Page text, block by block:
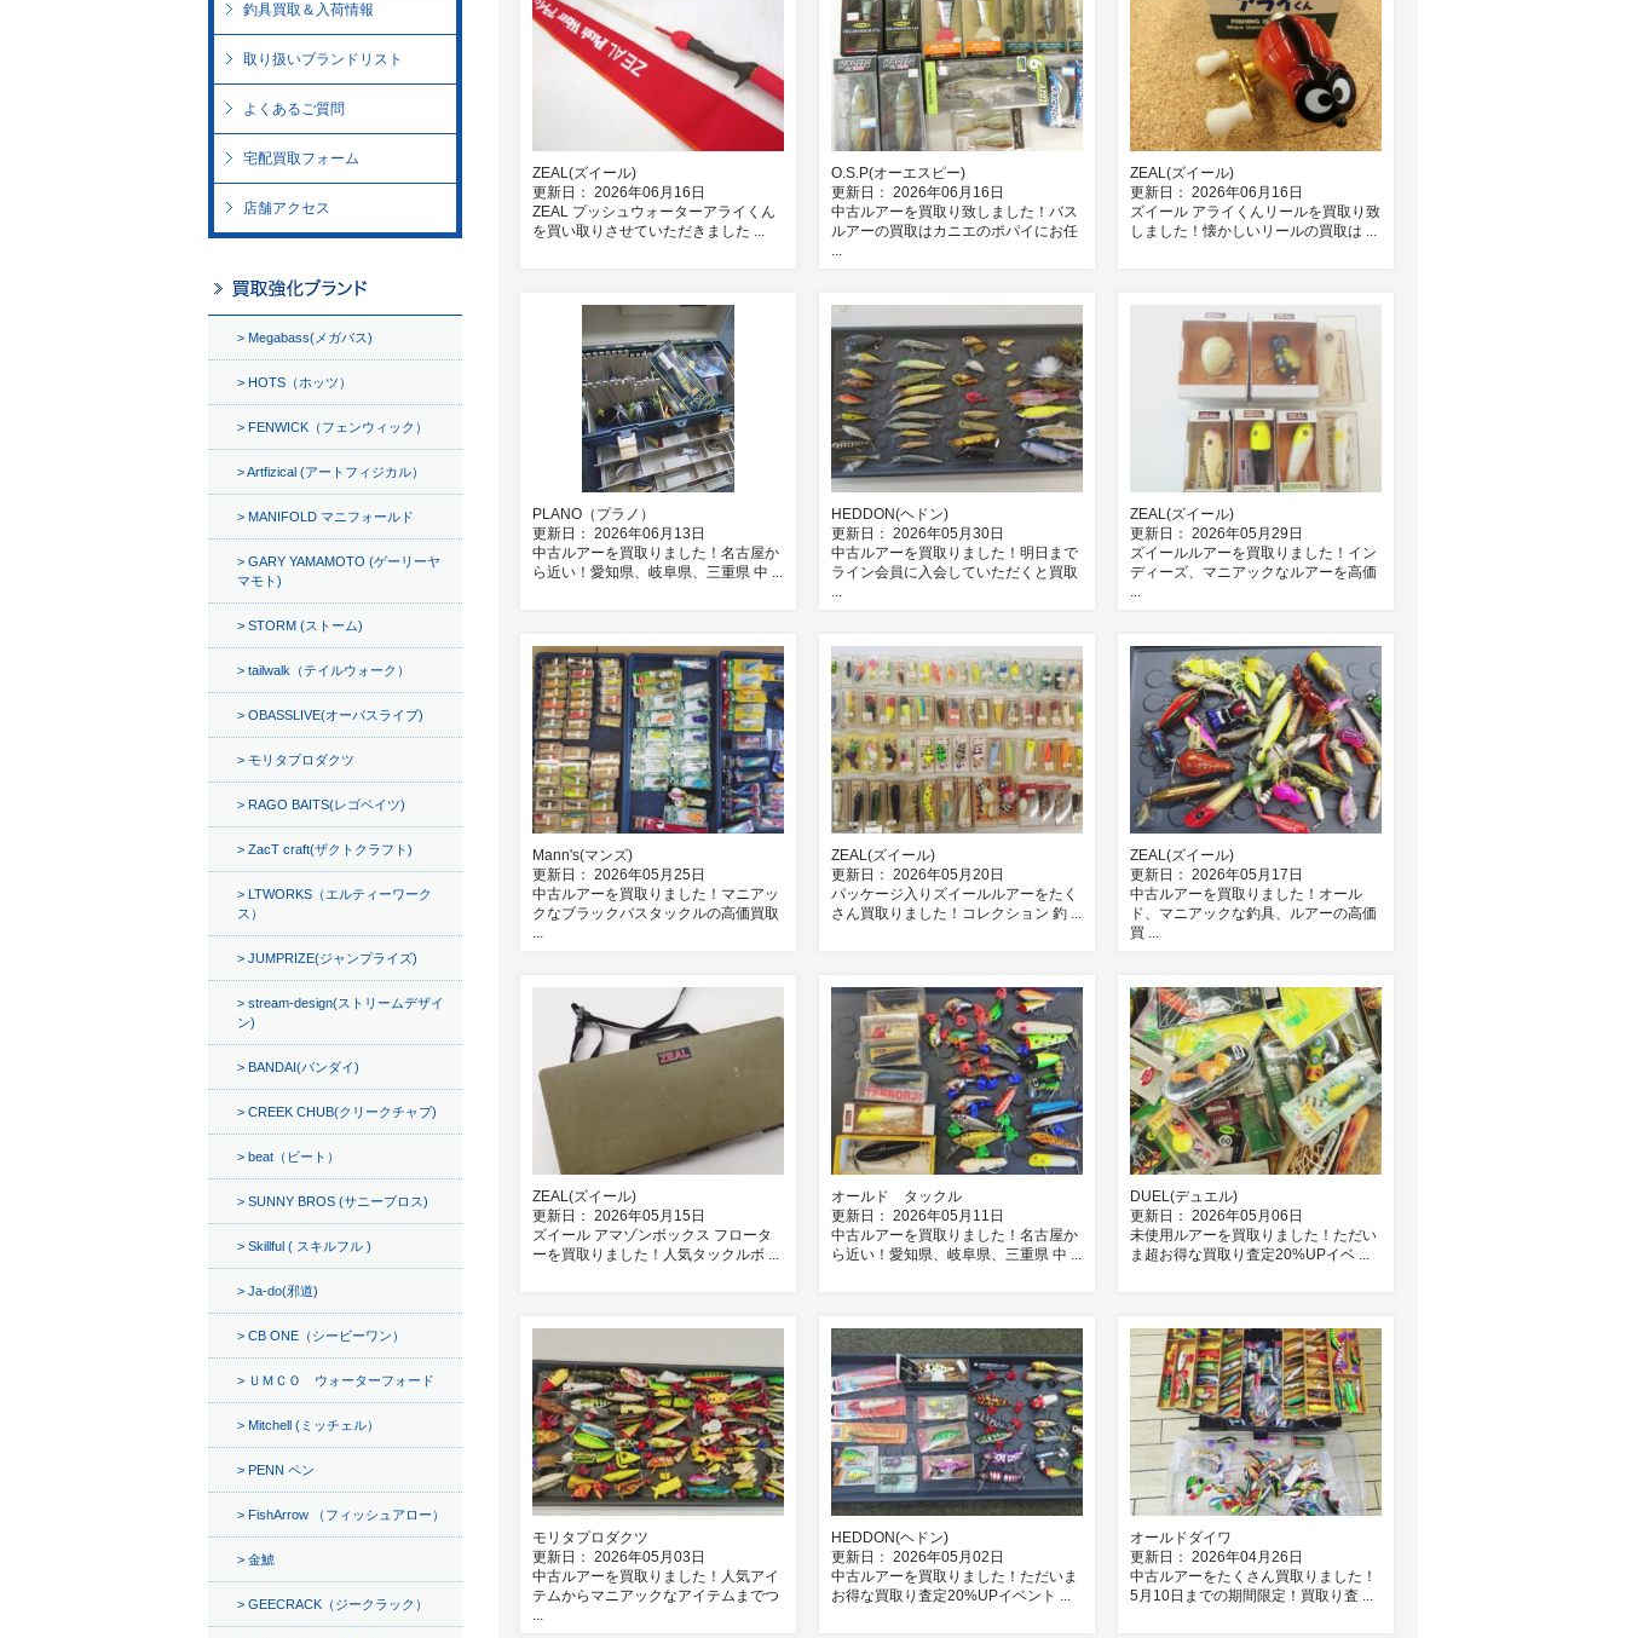
ZEAL(ズイール)
更新日： 2026年06月16日
ZEAL プッシュウォーターアライくん
を買い取りさせていただきました ...
O.S.P(オーエスピー)
更新日： 2026年06月16日
中古ルアーを買取り致しました！バス
ルアーの買取はカニエのポパイにお任
...
ZEAL(ズイール)
更新日： 2026年06月16日
ズイール アライくんリールを買取り致
しました！懐かしいリールの買取は ...
PLANO（プラノ）
更新日： 2026年06月13日
中古ルアーを買取りました！名古屋か
ら近い！愛知県、岐阜県、三重県 中 ...
HEDDON(ヘドン)
更新日： 2026年05月30日
中古ルアーを買取りました！明日まで
ライン会員に入会していただくと買取
...
ZEAL(ズイール)
更新日： 2026年05月29日
ズイールルアーを買取りました！イン
ディーズ、マニアックなルアーを高価
...
Mann's(マンズ)
更新日： 2026年05月25日
中古ルアーを買取りました！マニアッ
クなブラックバスタックルの高価買取
...
ZEAL(ズイール)
更新日： 2026年05月20日
パッケージ入りズイールルアーをたく
さん買取りました！コレクション 釣 ...
ZEAL(ズイール)
更新日： 2026年05月17日
中古ルアーを買取りました！オール
ド、マニアックな釣具、ルアーの高価
買 ...
ZEAL(ズイール)
更新日： 2026年05月15日
ズイール アマゾンボックス フロータ
ーを買取りました！人気タックルボ ...
オールド タックル
更新日： 2026年05月11日
中古ルアーを買取りました！名古屋か
ら近い！愛知県、岐阜県、三重県 中 ...
DUEL(デュエル)
更新日： 2026年05月06日
未使用ルアーを買取りました！ただい
ま超お得な買取り査定20%UPイベ ...
モリタプロダクツ
更新日： 2026年05月03日
中古ルアーを買取りました！人気アイ
テムからマニアックなアイテムまでつ
...
HEDDON(ヘドン)
更新日： 2026年05月02日
中古ルアーを買取りました！ただいま
お得な買取り査定20%UPイベント ...
オールドダイワ
更新日： 2026年04月26日
中古ルアーをたくさん買取りました！
5月10日までの期間限定！買取り査 ...
釣具買取＆入荷情報
取り扱いブランドリスト
よくあるご質問
宅配買取フォーム
店舗アクセス
Megabass(メガバス)
HOTS（ホッツ）
FENWICK（フェンウィック）
Artfizical (アートフィジカル）
MANIFOLD マニフォールド
GARY YAMAMOTO (ゲーリーヤ
マモト)
STORM (ストーム)
tailwalk（テイルウォーク）
OBASSLIVE(オーバスライブ)
モリタプロダクツ
RAGO BAITS(レゴベイツ)
ZacT craft(ザクトクラフト)
LTWORKS（エルティーワーク
ス）
JUMPRIZE(ジャンプライズ)
stream-design(ストリームデザイ
ン)
BANDAI(バンダイ)
CREEK CHUB(クリークチャブ)
beat（ビート）
SUNNY BROS (サニーブロス)
Skillful ( スキルフル )
Ja-do(邪道)
CB ONE（シービーワン）
ＵＭＣＯ ウォーターフォード
Mitchell (ミッチェル）
PENN ペン
FishArrow （フィッシュアロー）
金鯱
GEECRACK（ジークラック）